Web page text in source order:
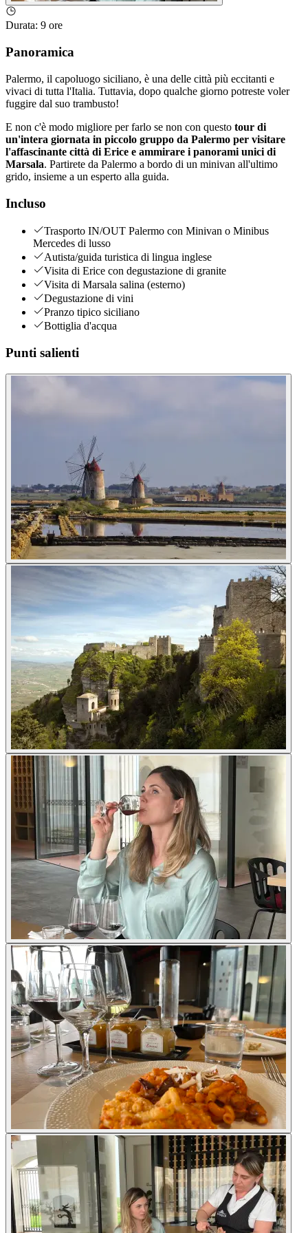
Durata: 9 ore
Panoramica
Palermo, il capoluogo siciliano, è una delle città più eccitanti e
vivaci di tutta l'Italia. Tuttavia, dopo qualche giorno potreste voler
fuggire dal suo trambusto!
E non c'è modo migliore per farlo se non con questo tour di
un'intera giornata in piccolo gruppo da Palermo per visitare
l'affascinante città di Erice e ammirare i panorami unici di
Marsala. Partirete da Palermo a bordo di un minivan all'ultimo
grido, insieme a un esperto alla guida.
Incluso
Trasporto IN/OUT Palermo con Minivan o Minibus
Mercedes di lusso
Autista/guida turistica di lingua inglese
Visita di Erice con degustazione di granite
Visita di Marsala salina (esterno)
Degustazione di vini
Pranzo tipico siciliano
Bottiglia d'acqua
Punti salienti